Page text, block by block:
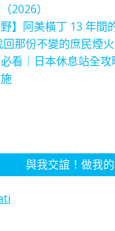
2026）
野】阿美橫丁 13 年
回那份不變的庶民煙
看｜日本休息站全
與我交誼！做我的